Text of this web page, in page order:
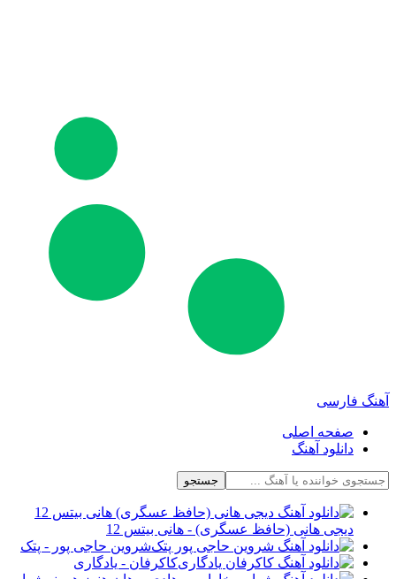
آهنگ فارسی
صفحه اصلی
دانلود آهنگ
جستجو
دیجی هانی (حافظ عسگری) - هانی بیتس 12
شروین حاجی پور - پتک
کاکرفان - یادگاری